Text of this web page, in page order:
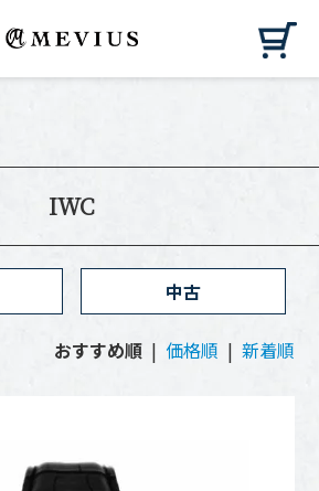
IWC
中古
おすすめ順| 価格順 | 新着順